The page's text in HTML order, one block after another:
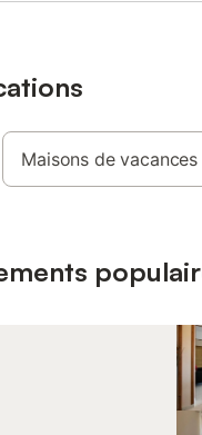
tarifs
toilette
Maisons de vacances